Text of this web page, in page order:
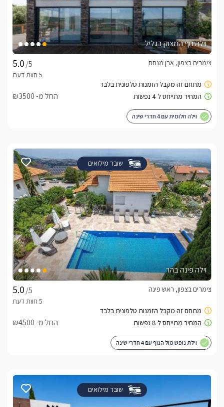
וילה נוף המצוק בגליל
/5
צימרים בצפון, אבן מנחם
החל מ- ₪3500
וילה חלומית עם 4 חדרי שינה
שובר מילואים
וילה פינה בהר
/5
צימרים בצפון, ראש פינה
החל מ- ₪4500
וילת נופש מול הנוף עם 4 חדרי שינה
שובר מילואים